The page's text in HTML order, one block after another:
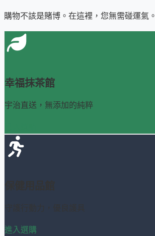
購物不該是賭博。在這裡，您無需碰運氣。
幸福抹茶館
宇治直送，無添加的純粹
進入選購